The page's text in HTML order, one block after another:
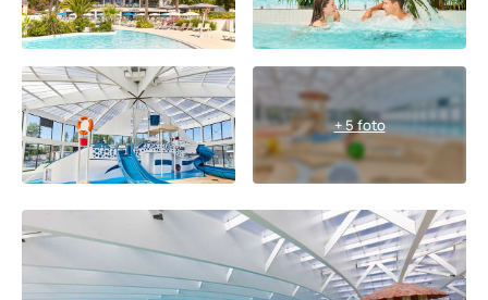
+ 5 foto